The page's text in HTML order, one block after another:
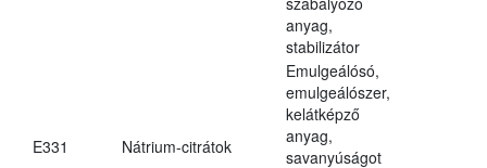
anyag,
stabilizátor
E331 Nátrium-citrátok
Emulgeálósó,
emulgeálószer,
kelátképző
anyag,
savanyúságot